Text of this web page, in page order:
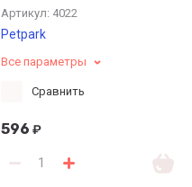
Артикул: 4022
Petpark
Все параметры
Сравнить
596 ₽